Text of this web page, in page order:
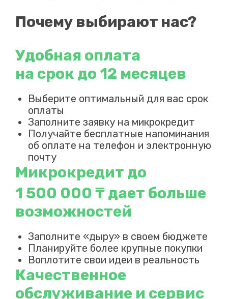
Почему выбирают нас?
Удобная оплата
на срок до 12 месяцев
Выберите оптимальный для вас срок
оплаты
Заполните заявку на микрокредит
Получайте бесплатные напоминания
об оплате на телефон и электронную
почту
Микрокредит до
1 500 000 ₸ дает больше
возможностей
Заполните «дыру» в своем бюджете
Планируйте более крупные покупки
Воплотите свои идеи в реальность
Качественное
обслуживание и сервис